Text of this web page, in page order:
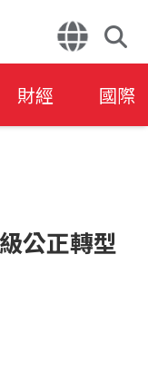
財經 國際
公正轉型